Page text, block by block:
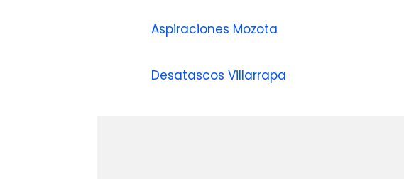
Aspiraciones Mozota
Desatascos Villarrapa